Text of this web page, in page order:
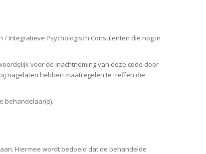
Integratieve Psychologisch Consulenten die nog in
voor de inachtneming van deze code door
nagelaten hebben maatregelen te treffen die
behandelaar(s).
Hiermee wordt bedoeld dat de behandelde